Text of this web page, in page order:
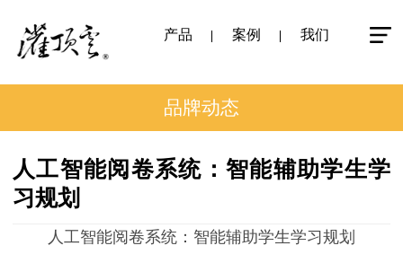
产品 案例 我们
品牌动态
人工智能阅卷系统：智能辅助学生学
习规划
人工智能阅卷系统：智能辅助学生学习规划